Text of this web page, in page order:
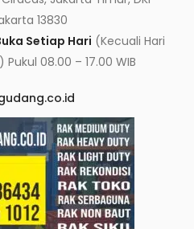
13830
Setiap Hari (Kecuali Hari
Pukul 08.00 – 17.00 WIB